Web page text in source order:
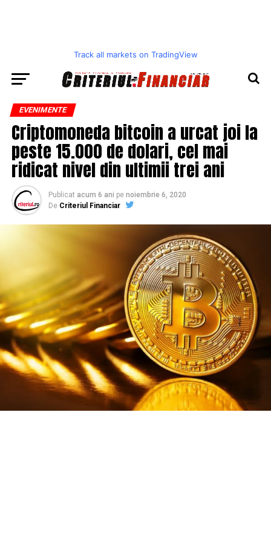
Track all markets on TradingView
EVENIMENTE
Criptomoneda bitcoin a urcat joi la
peste 15.000 de dolari, cel mai
ridicat nivel din ultimii trei ani
Publicat acum 6 ani pe noiembrie 6, 2020
De Criteriul Financiar